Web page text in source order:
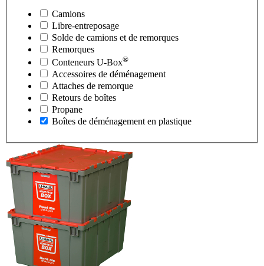
Camions
Libre-entreposage
Solde de camions et de remorques
Remorques
Conteneurs U-Box®
Accessoires de déménagement
Attaches de remorque
Retours de boîtes
Propane
Boîtes de déménagement en plastique